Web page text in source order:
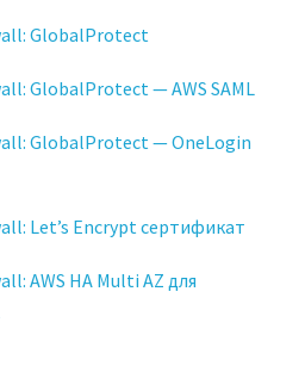
GlobalProtect
GlobalProtect — AWS SAML
GlobalProtect — OneLogin
Let’s Encrypt сертификат
AWS HA Multi AZ для